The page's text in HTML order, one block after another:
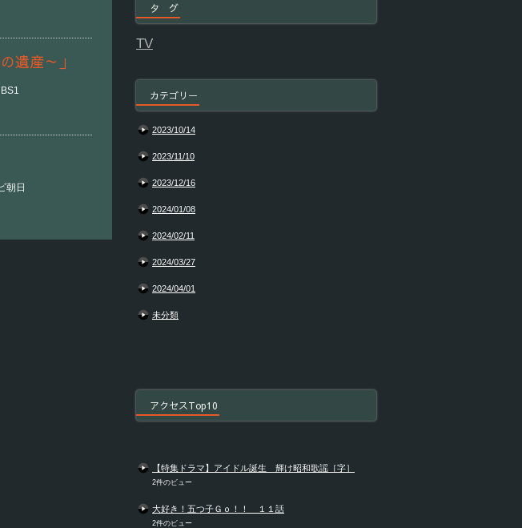
遺産～」
日
タ グ
TV
カテゴリー
2023/10/14
2023/11/10
2023/12/16
2024/01/08
2024/02/11
2024/03/27
2024/04/01
未分類
アクセスTop10
【特集ドラマ】アイドル誕生 輝け昭和歌謡［字］
2件のビュー
大好き！五つ子Ｇｏ！！ １１話
2件のビュー